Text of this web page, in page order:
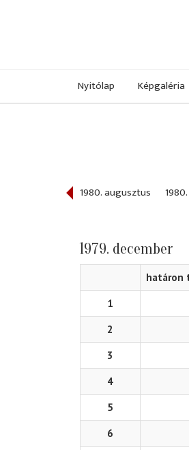
Nyitólap Képgaléria
szeptember 1980. augusztus
1979. december
határon
1
2
3
4
5
6